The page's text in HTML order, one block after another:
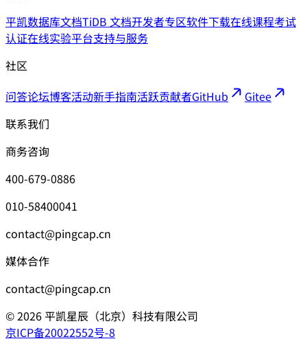
平凯数据库文档TiDB 文档开发者专区软件下载在线课程考试
认证在线实验平台支持与服务
社区
问答论坛博客活动新手指南活跃贡献者GitHub
Gitee
联系我们
商务咨询
400-679-0886
010-58400041
contact@pingcap.cn
媒体合作
contact@pingcap.cn
©2026平凯星辰（北京）科技有限公司
京ICP备20022552号-8